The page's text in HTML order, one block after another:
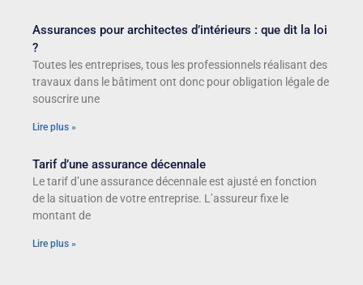
Assurances pour architectes d’intérieurs : que dit la loi
?
Toutes les entreprises, tous les professionnels réalisant des
travaux dans le bâtiment ont donc pour obligation légale de
souscrire une
Lire plus »
Tarif d’une assurance décennale
Le tarif d’une assurance décennale est ajusté en fonction
de la situation de votre entreprise. L’assureur fixe le
montant de
Lire plus »